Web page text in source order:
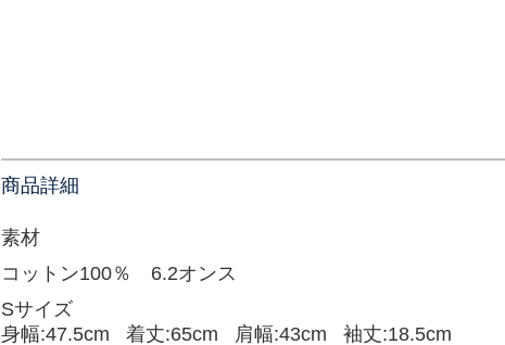
商品詳細
素材
コットン100％ 6.2オンス
Sサイズ
身幅:47.5cm 着丈:65cm 肩幅:43cm 袖丈:18.5cm